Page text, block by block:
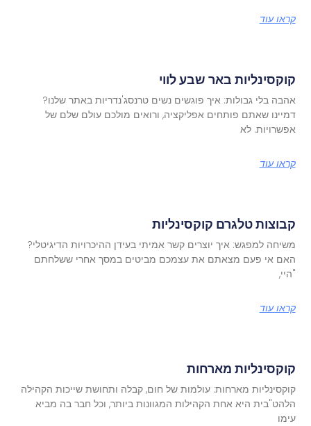
קראו עוד
קוקסינליות באר שבע לווי
אהבה בלי גבולות: איך פוגשים נשים טרנסג'נדריות באתר שלנו?
דמיינו שאתם פותחים אפליקציה, ורואים מולכם עולם שלם של
אפשרויות. לא
קראו עוד
קבוצות טלגרם קוקסינליות
משיחה למפגש: איך יוצרים קשר אמיתי בעידן ההיכרויות הדיגיטלי?
האם אי פעם מצאתם את עצמכם מביטים במסך אחרי ששלחתם
"היי,
קראו עוד
קוקסינליות מארחות
קוקסינליות מארחות: עולמות של חום, קבלה ותחושת שייכות הקהילה
הלהט"בית היא אחת הקהילות המגוונות ביותר, וכל חבר בה מביא
עימו